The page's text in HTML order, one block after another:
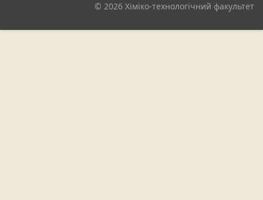
© 2026 Хіміко-технологічний факультет